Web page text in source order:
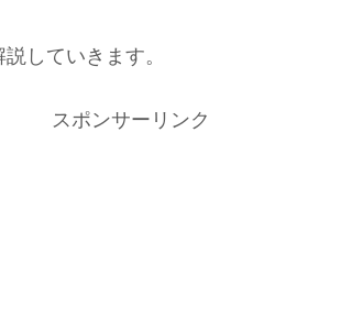
していきます。
スポンサーリンク